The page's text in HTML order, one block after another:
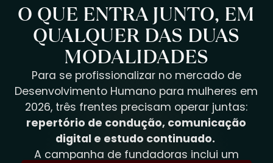
O QUE ENTRA JUNTO, EM
QUALQUER DAS DUAS
MODALIDADES
Para se profissionalizar no mercado de
Desenvolvimento Humano para mulheres em
2026, três frentes precisam operar juntas:
repertório de condução, comunicação
digital e estudo continuado.
A campanha de fundadoras inclui um